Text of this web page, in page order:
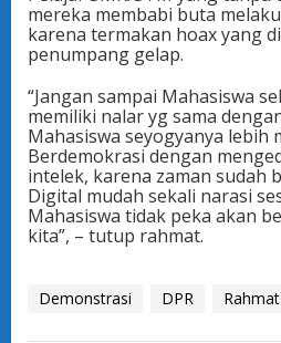
mereka membabi buta
karena termakan hoax yang
penumpang gelap.
“Jangan sampai Mahasiswa
memiliki nalar yg sama
Mahasiswa seyogyanya lebih
Berdemokrasi dengan
intelek, karena zaman sudah
Digital mudah sekali narasi
Mahasiswa tidak peka akan
kita”, – tutup rahmat.
Demonstrasi DPR Rahmat